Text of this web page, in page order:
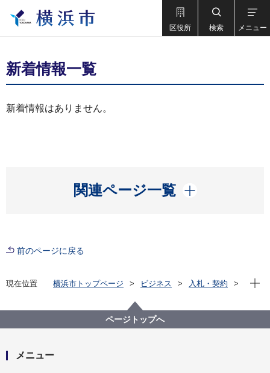
区役所 検索 メニュー
新着情報一覧
新着情報はありません。
関連ページ一覧
開く
前のページに戻る
現在位置 横浜市トップページ ビジネス
入札・契約
現在
ページトップへ
メニュー